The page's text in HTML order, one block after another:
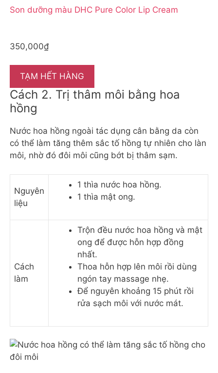
Son dưỡng màu DHC Pure Color Lip Cream
350,000₫
TẠM HẾT HÀNG
Cách 2. Trị thâm môi bằng hoa
hồng
Nước hoa hồng ngoài tác dụng cân bằng da còn
có thể làm tăng thêm sắc tố hồng tự nhiên cho làn
môi, nhờ đó đôi môi cũng bớt bị thâm sạm.
Nguyên
liệu
1 thìa nước hoa hồng.
1 thìa mật ong.
Cách
làm
Trộn đều nước hoa hồng và mật
ong để được hỗn hợp đồng
nhất.
Thoa hỗn hợp lên môi rồi dùng
ngón tay massage nhẹ.
Để nguyên khoảng 15 phút rồi
rửa sạch môi với nước mát.